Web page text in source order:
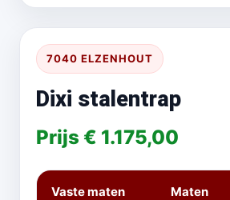
7040 ELZENHOUT
Dixi stalentrap
Prijs € 1.175,00
Vaste maten Maten